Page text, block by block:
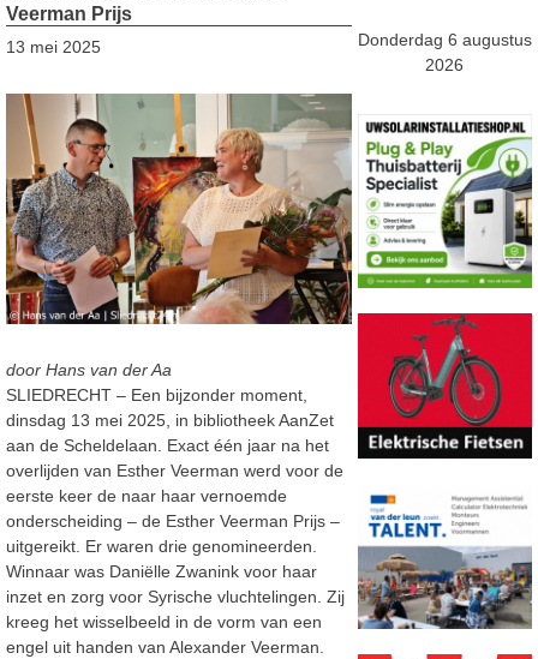
Veerman Prijs
13 mei 2025
door Hans van der Aa
SLIEDRECHT – Een bijzonder moment,
dinsdag 13 mei 2025, in bibliotheek AanZet
aan de Scheldelaan. Exact één jaar na het
overlijden van Esther Veerman werd voor de
eerste keer de naar haar vernoemde
onderscheiding – de Esther Veerman Prijs –
uitgereikt. Er waren drie genomineerden.
Winnaar was Daniëlle Zwanink voor haar
inzet en zorg voor Syrische vluchtelingen. Zij
kreeg het wisselbeeld in de vorm van een
engel uit handen van Alexander Veerman.
Donderdag 6 augustus
2026